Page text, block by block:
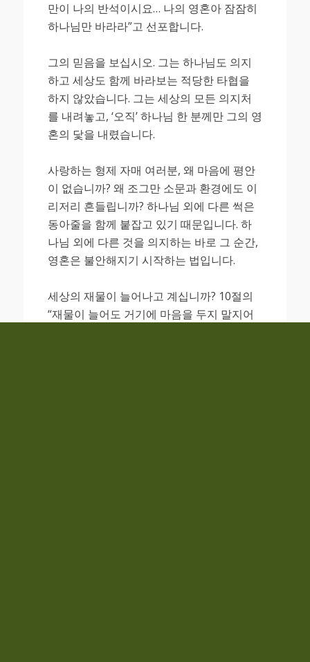
만이 나의 반석이시요… 나의 영혼아 잠잠히
하나님만 바라라”고 선포합니다.
그의 믿음을 보십시오. 그는 하나님도 의지
하고 세상도 함께 바라보는 적당한 타협을
하지 않았습니다. 그는 세상의 모든 의지처
를 내려놓고, ‘오직’ 하나님 한 분께만 그의 영
혼의 닻을 내렸습니다.
사랑하는 형제 자매 여러분, 왜 마음에 평안
이 없습니까? 왜 조그만 소문과 환경에도 이
리저리 흔들립니까? 하나님 외에 다른 썩은
동아줄을 함께 붙잡고 있기 때문입니다. 하
나님 외에 다른 것을 의지하는 바로 그 순간,
영혼은 불안해지기 시작하는 법입니다.
세상의 재물이 늘어나고 계십니까? 10절의
“재물이 늘어도 거기에 마음을 두지 말지어